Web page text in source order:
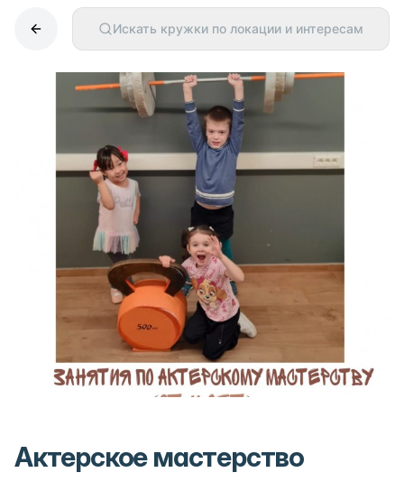
Искать кружки по локации и интересам
Актерское мастерство